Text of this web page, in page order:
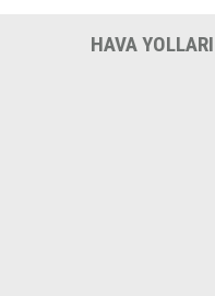
HAVA YOLLARI